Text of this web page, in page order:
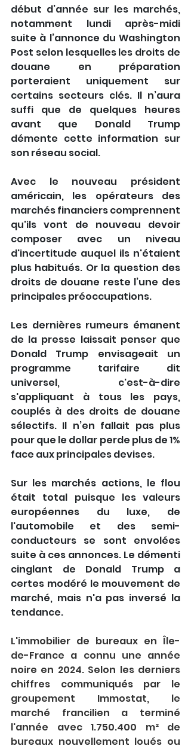
début d’année sur les marchés,
notamment lundi après-midi
suite à l’annonce du Washington
Post selon lesquelles les droits de
douane en préparation
porteraient uniquement sur
certains secteurs clés. Il n’aura
suffi que de quelques heures
avant que Donald Trump
démente cette information sur
son réseau social.
Avec le nouveau président
américain, les opérateurs des
marchés financiers comprennent
qu'ils vont de nouveau devoir
composer avec un niveau
d'incertitude auquel ils n'étaient
plus habitués. Or la question des
droits de douane reste l’une des
principales préoccupations.
Les dernières rumeurs émanent
de la presse laissait penser que
Donald Trump envisageait un
programme tarifaire dit
universel, c'est-à-dire
s'appliquant à tous les pays,
couplés à des droits de douane
sélectifs. Il n’en fallait pas plus
pour que le dollar perde plus de 1%
face aux principales devises.
Sur les marchés actions, le flou
était total puisque les valeurs
européennes du luxe, de
l'automobile et des semi-
conducteurs se sont envolées
suite à ces annonces. Le démenti
cinglant de Donald Trump a
certes modéré le mouvement de
marché, mais n'a pas inversé la
tendance.
L'immobilier de bureaux en Île-
de-France a connu une année
noire en 2024. Selon les derniers
chiffres communiqués par le
groupement Immostat, le
marché francilien a terminé
l'année avec 1.750.400 m² de
bureaux nouvellement loués ou